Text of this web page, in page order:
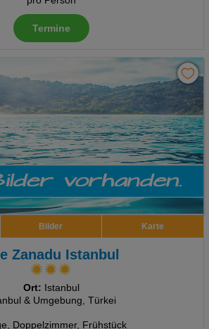
Termine
Bilder Karte
Zanadu Istanbul
Ort: Istanbul
& Umgebung, Türkei
, Doppelzimmer, Frühstück